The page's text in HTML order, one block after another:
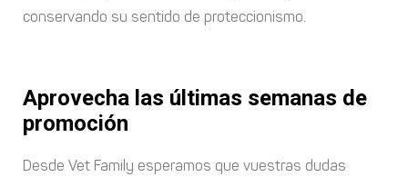
conservando su sentido de proteccionismo.
Aprovecha las últimas semanas de
promoción
Desde Vet Family esperamos que vuestras dudas